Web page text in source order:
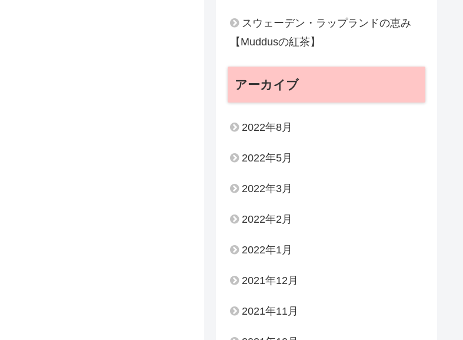
スウェーデン・ラップランドの恵み
【Muddusの紅茶】
アーカイブ
2022年8月
2022年5月
2022年3月
2022年2月
2022年1月
2021年12月
2021年11月